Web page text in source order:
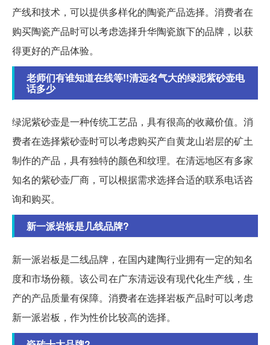
产线和技术，可以提供多样化的陶瓷产品选择。消费者在
购买陶瓷产品时可以考虑选择升华陶瓷旗下的品牌，以获
得更好的产品体验。
老师们有谁知道在线等!!清远名气大的绿泥紫砂壶电
话多少
绿泥紫砂壶是一种传统工艺品，具有很高的收藏价值。消
费者在选择紫砂壶时可以考虑购买产自黄龙山岩层的矿土
制作的产品，具有独特的颜色和纹理。在清远地区有多家
知名的紫砂壶厂商，可以根据需求选择合适的联系电话咨
询和购买。
新一派岩板是几线品牌?
新一派岩板是二线品牌，在国内建陶行业拥有一定的知名
度和市场份额。该公司在广东清远设有现代化生产线，生
产的产品质量有保障。消费者在选择岩板产品时可以考虑
新一派岩板，作为性价比较高的选择。